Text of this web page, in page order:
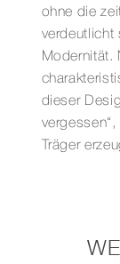
ohne die
verdeutlicht
Modernität.
dieser
Träger